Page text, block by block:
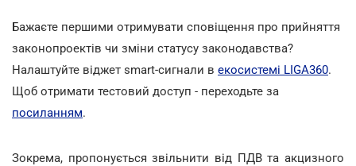
Бажаєте першими отримувати сповіщення про прийняття
законопроектів чи зміни статусу законодавства?
Налаштуйте віджет smart-сигнали в екосистемі LIGA360.
Щоб отримати тестовий доступ - переходьте за
посиланням.
Зокрема, пропонується звільнити від ПДВ та акцизного